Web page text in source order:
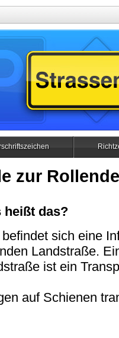
zur
heißt das?
sich eine
Landstraße.
ist ein
auf Schienen